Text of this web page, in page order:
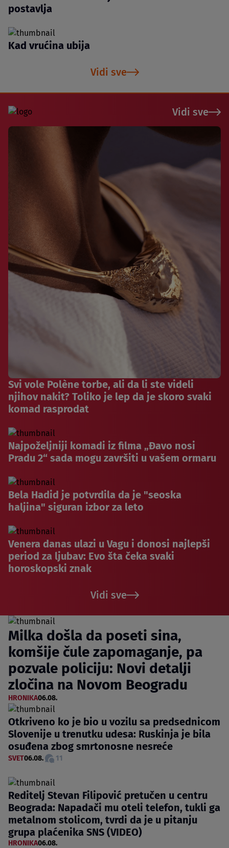
postavlja
Kad vrućina ubija
Vidi sve
Vidi sve
Svi vole Polène torbe, ali da li ste videli
njihov nakit? Toliko je lep da je skoro svaki
komad rasprodat
Najpoželjniji komadi iz filma „Đavo nosi
Pradu 2“ sada mogu završiti u vašem ormaru
Bela Hadid je potvrdila da je "seoska
haljina" siguran izbor za leto
Venera danas ulazi u Vagu i donosi najlepši
period za ljubav: Evo šta čeka svaki
horoskopski znak
Vidi sve
Milka došla da poseti sina,
komšije čule zapomaganje, pa
pozvale policiju: Novi detalji
zločina na Novom Beogradu
HRONIKA06.08.
Otkriveno ko je bio u vozilu sa predsednicom
Slovenije u trenutku udesa: Ruskinja je bila
osuđena zbog smrtonosne nesreće
SVET06.08. 11
Reditelj Stevan Filipović pretučen u centru
Beograda: Napadači mu oteli telefon, tukli ga
metalnom stolicom, tvrdi da je u pitanju
grupa plaćenika SNS (VIDEO)
HRONIKA06.08.